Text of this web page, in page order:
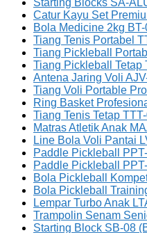
Catur Kayu Set
Bola Medicine 2kg BT-
Tiang Tenis Portabel
Tiang Pickleball
Tiang Pickleball Tetap
Antena Jaring Voli
Tiang Voli Portable
Ring Basket
Tiang Tenis Tetap
Matras Atletik Anak
Line Bola Voli Pantai
Paddle Pickleball
Paddle Pickleball
Bola Pickleball
Bola Pickleball
Lempar Turbo Anak
Trampolin Senam
Starting Block SB-08